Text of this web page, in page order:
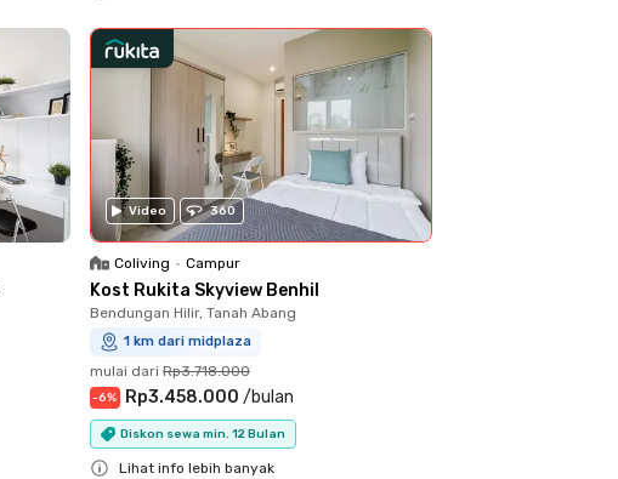
Video 360
Coliving • Campur
Kost Rukita Skyview Benhil
Bendungan Hilir, Tanah Abang
1 km dari midplaza
mulai dari Rp3.718.000
-6% Rp3.458.000 /bulan
Diskon sewa min. 12 Bulan
Lihat info lebih banyak